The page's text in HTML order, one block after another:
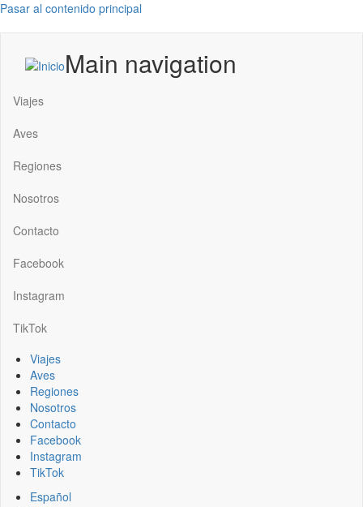
Pasar al contenido principal
Main navigation
Viajes
Aves
Regiones
Nosotros
Contacto
Facebook
Instagram
TikTok
Viajes
Aves
Regiones
Nosotros
Contacto
Facebook
Instagram
TikTok
Español